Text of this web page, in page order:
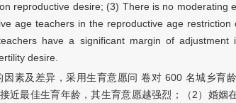
reproductive desire; (3) There is no moderating
age teachers in the reproductive age restriction
have a significant margin of
desire.
素及差异，采用生育意愿问 卷对 600 名城乡育
近最佳生育年龄，其生育意愿越强烈；（2）婚姻